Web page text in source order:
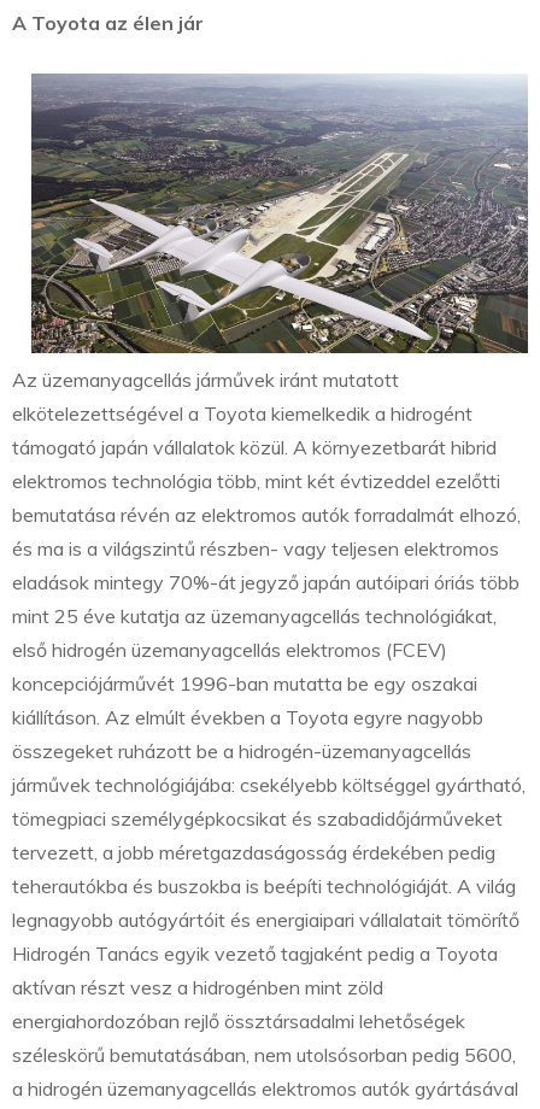
A Toyota az élen jár
Az üzemanyagcellás járművek iránt mutatott
elkötelezettségével a Toyota kiemelkedik a hidrogént
támogató japán vállalatok közül. A környezetbarát hibrid
elektromos technológia több, mint két évtizeddel ezelőtti
bemutatása révén az elektromos autók forradalmát elhozó,
és ma is a világszintű részben- vagy teljesen elektromos
eladások mintegy 70%-át jegyző japán autóipari óriás több
mint 25 éve kutatja az üzemanyagcellás technológiákat,
első hidrogén üzemanyagcellás elektromos (FCEV)
koncepciójárművét 1996-ban mutatta be egy oszakai
kiállításon. Az elmúlt években a Toyota egyre nagyobb
összegeket ruházott be a hidrogén-üzemanyagcellás
járművek technológiájába: csekélyebb költséggel gyártható,
tömegpiaci személygépkocsikat és szabadidőjárműveket
tervezett, a jobb méretgazdaságosság érdekében pedig
teherautókba és buszokba is beépíti technológiáját. A világ
legnagyobb autógyártóit és energiaipari vállalatait tömörítő
Hidrogén Tanács egyik vezető tagjaként pedig a Toyota
aktívan részt vesz a hidrogénben mint zöld
energiahordozóban rejlő össztársadalmi lehetőségek
széleskörű bemutatásában, nem utolsósorban pedig 5600,
a hidrogén üzemanyagcellás elektromos autók gyártásával